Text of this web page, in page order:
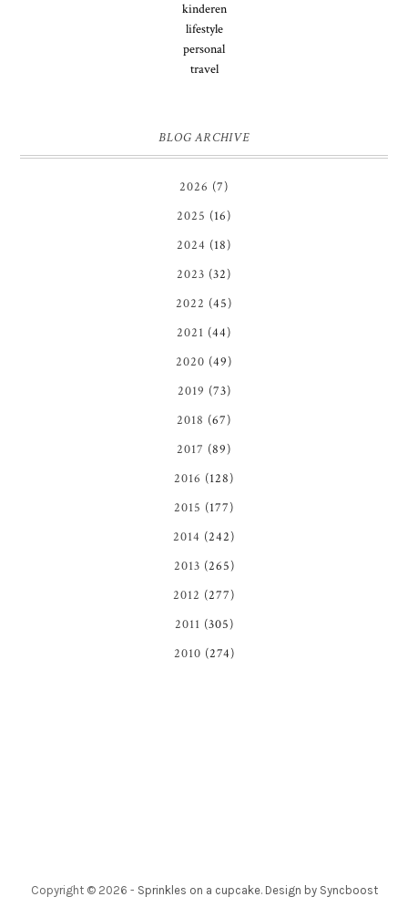
kinderen
lifestyle
personal
travel
BLOG ARCHIVE
2026 (7)
2025 (16)
2024 (18)
2023 (32)
2022 (45)
2021 (44)
2020 (49)
2019 (73)
2018 (67)
2017 (89)
2016 (128)
2015 (177)
2014 (242)
2013 (265)
2012 (277)
2011 (305)
2010 (274)
Copyright © 2026 - Sprinkles on a cupcake. Design by Syncboost